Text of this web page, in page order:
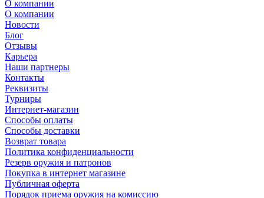
О компании
О компании
Новости
Блог
Отзывы
Карьера
Наши партнеры
Контакты
Реквизиты
Турниры
Интернет-магазин
Способы оплаты
Способы доставки
Возврат товара
Политика конфиденциальности
Резерв оружия и патронов
Покупка в интернет магазине
Публичная оферта
Порядок приема оружия на комиссию